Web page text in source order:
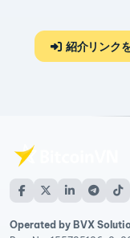
紹介リンク
Operated by BVX